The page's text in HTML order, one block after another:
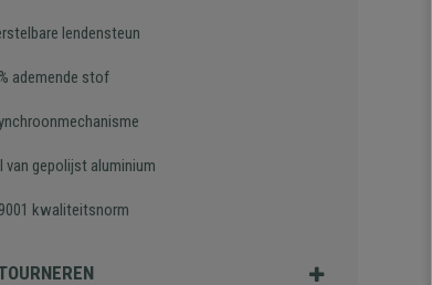
lendensteun
ademende stof
van gepolijst aluminium
kwaliteitsnorm